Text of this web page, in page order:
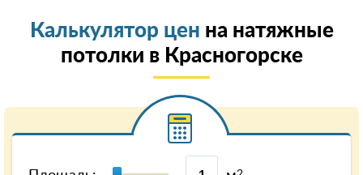
Калькулятор цен на натяжные
потолки в Красногорске